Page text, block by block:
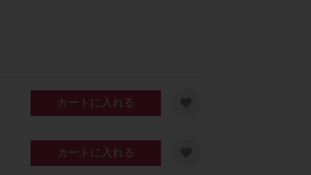
カートに入れる
カートに入れる